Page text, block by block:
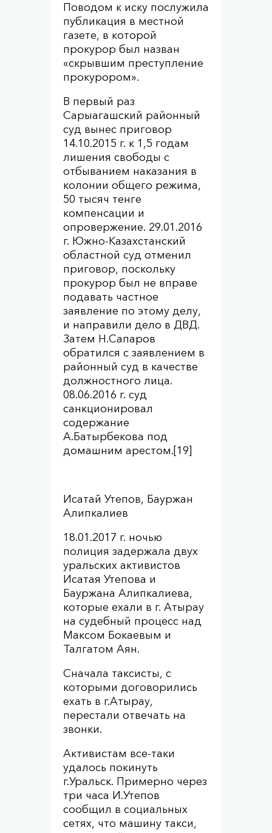
Поводом к иску послужила
публикация в местной
газете, в которой
прокурор был назван
«скрывшим преступление
прокурором».
В первый раз
Сарыагашский районный
суд вынес приговор
14.10.2015 г. к 1,5 годам
лишения свободы с
отбыванием наказания в
колонии общего режима,
50 тысяч тенге
компенсации и
опровержение. 29.01.2016
г. Южно-Казахстанский
областной суд отменил
приговор, поскольку
прокурор был не вправе
подавать частное
заявление по этому делу,
и направили дело в ДВД.
Затем Н.Сапаров
обратился с заявлением в
районный суд в качестве
должностного лица.
08.06.2016 г. суд
санкционировал
содержание
А.Батырбекова под
домашним арестом.[19]
Исатай Утепов, Бауржан
Алипкалиев
18.01.2017 г. ночью
полиция задержала двух
уральских активистов
Исатая Утепова и
Бауржана Алипкалиева,
которые ехали в г. Атырау
на судебный процесс над
Максом Бокаевым и
Талгатом Аян.
Сначала таксисты, с
которыми договорились
ехать в г.Атырау,
перестали отвечать на
звонки.
Активистам все-таки
удалось покинуть
г.Уральск. Примерно через
три часа И.Утепов
сообщил в социальных
сетях, что машину такси,